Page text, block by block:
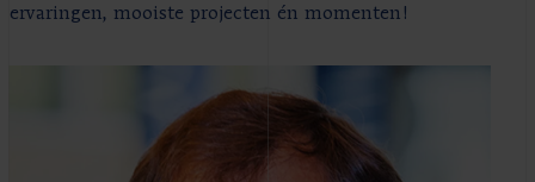
ervaringen, mooiste projecten én momenten!